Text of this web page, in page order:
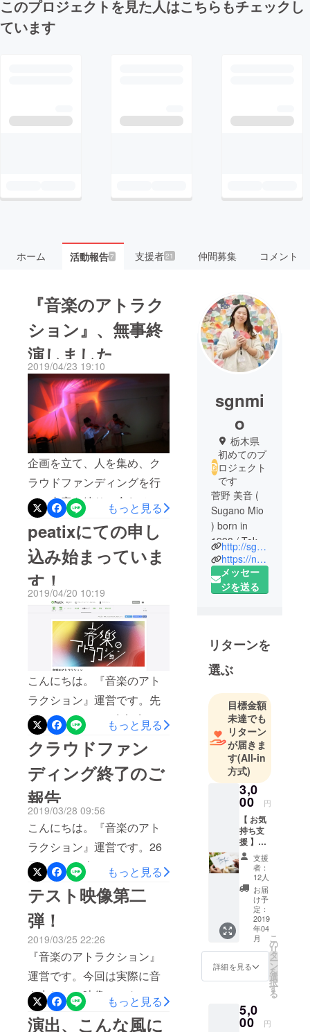
このプロジェクトを見た人はこちらもチェックし
ています
ホーム 活動報告7 支援者21 仲間募集 コメント
『音楽のアトラク
ション』、無事終
演しました
2019/04/23 19:10
企画を立て、人を集め、ク
ラウドファンディングを行
い、内容を練り、合わせを
し、走り続けた半年間がよ
うやく実になりました。当
日の様子は、音楽のアトラ
クション公式twitterにて反響
とともに見ることができま
http://twitter.com/_AoM_offici
al演奏してくれた音楽学部
の方々、空間演出を担って
くれた高さん、クラウド
ファンディングで応援して
くださった方々、協賛くだ
さった企業様、たくさんの
お力添えがあって最高の音
楽と最高の空間づくりを実
現・成功できました。本当
にありがとうございまし
た！ご来場いただいた方か
らも「濃かった」「鳥肌が
たった」「イッツアスモー
ルワールドみたい」なんて
ご感想をいただきました笑
あの空間を共有できたこと
を幸せに思います。また後
日、写真や動画とともに投
稿をします！取り急ぎご報
告でした。（音楽のアトラ
もっと見る
peatixにての申し
込み始まっていま
す！
2019/04/20 10:19
こんにちは。『音楽のアト
ラクション』運営です。先
日よりpeatixでの参加申し込
みが始まり、いよいよ本番
も差し迫ってきて参りまし
た！メンバーも集まり本番
に向けて合わせをしていま
す！申し込みいただいた方
には当日をより楽しんでい
ただくためのプレゼントが
ございます。申し込みは以
下より！お待ちしておりま
す！
https://aom01.peatix.com/----
----------------------------------------
-------------『音楽のアトラク
ション』はSNSや公式HPで
情報発信をしています。い
もっと見る
クラウドファン
ディング終了のご
報告
2019/03/28 09:56
こんにちは。『音楽のアト
ラクション』運営です。26
日をもって当クラウドファ
ンディングは終了し、21人
の方々のお陰様で20万円が
集まりました。改めて、感
謝申し上げます。応援いた
だきありがとうございまし
た。集まった資金は場所や
設備などの必要費用、広告
費のほか、イベントに協力
もっと見る
テスト映像第二
弾！
2019/03/25 22:26
『音楽のアトラクション』
運営です。今回は実際に音
を出しての映像テストの様
子を公開します！もちろん
もっと見る
演出、こんな風に
sgnmi
o
栃木県
初めてのプ
ロジェクト
です
菅野 美音 (
Sugano Mio
) born in
1998 / Tokyo
東京藝術大
学美術学部
報、たまに
デザイナー
http://sgnmio.jp
https://note.mu/sgnmio
メッセー
ジを送る
リターンを
選ぶ
目標金額
未達でも
リターン
が届きま
す(All-in
方式)
3,0
00 円
【 お気
持ち支
援 】
コース
3,000
円〜 物
は不要
という
方はこ
ちらを
お選び
くださ
い。 ・
サンク
スメー
ご希望
の場
支援
者：
12人
お届
け予
定：
2019
年04
月
詳細を見る
こ
の
リ
タ
ー
ン
を
選
択
す
る
5,0
00 円